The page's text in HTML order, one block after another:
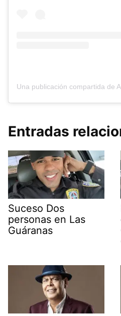
Entradas
Suceso Dos
personas en Las
Guáranas